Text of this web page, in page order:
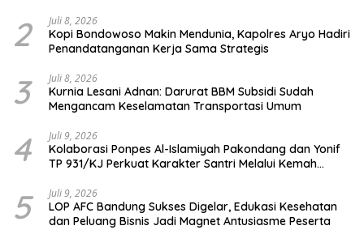
2 Juli 8, 2026
Kopi Bondowoso Makin Mendunia, Kapolres Aryo Hadiri
Penandatanganan Kerja Sama Strategis
3 Juli 8, 2026
Kurnia Lesani Adnan: Darurat BBM Subsidi Sudah
Mengancam Keselamatan Transportasi Umum
4 Juli 9, 2026
Kolaborasi Ponpes Al-Islamiyah Pakondang dan Yonif
TP 931/KJ Perkuat Karakter Santri Melalui Kemah
5 Juli 9, 2026
LOP AFC Bandung Sukses Digelar, Edukasi Kesehatan
dan Peluang Bisnis Jadi Magnet Antusiasme Peserta